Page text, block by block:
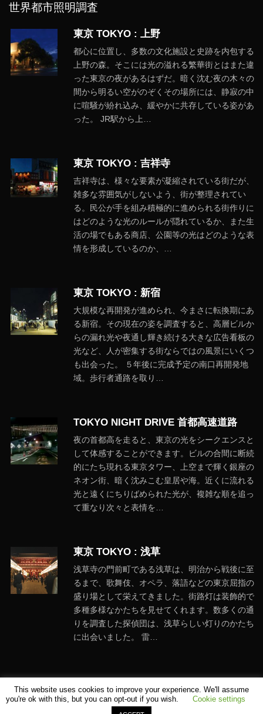
世界都市照明調査
東京 TOKYO : 上野
都心に位置し、多数の文化施設と史跡を内包する
上野の森。そこには光の溢れる繁華街とはまた違
った東京の夜があるはずだ。暗く沈む夜の木々の
間から明るい空がのぞくその場所には、静寂の中
に喧騒が紛れ込み、緩やかに共存している姿があ
った。 JR駅から上…
東京 TOKYO : 吉祥寺
吉祥寺は、様々な要素が凝縮されている街だが、
雑多な雰囲気がしないよう、街が整理されてい
る。民公が手を組み積極的に進められる街作りに
はどのような光のルールが隠れているか、また生
活の場でもある商店、公園等の光はどのような表
情を形成しているのか、…
東京 TOKYO : 新宿
大規模な再開発が進められ、今まさに転換期にあ
る新宿。その現在の姿を調査すると、高層ビルか
らの漏れ光や夜通し輝き続ける大きな広告看板の
光など、人が密集する街ならではの風景にいくつ
も出会った。 ５年後に完成予定の南口再開発地
域。歩行者通路を取り…
TOKYO NIGHT DRIVE 首都高速道路
夜の首都高を走ると、東京の光をシークエンスと
して体感することができます。ビルの合間に断続
的にたち現れる東京タワー、上空まで輝く銀座の
ネオン街、暗く沈みこむ皇居や海。近くに流れる
光と遠くにちりばめられた光が、複雑な順を追っ
て重なり次々と表情を…
東京 TOKYO : 浅草
浅草寺の門前町である浅草は、明治から戦後に至
るまで、歌舞伎、オペラ、落語などの東京屈指の
盛り場として栄えてきました。街路灯は装飾的で
多種多様なかたちを見せてくれます。数多くの通
りを調査した探偵団は、浅草らしい灯りのかたち
に出会いました。 雷…
This website uses cookies to improve your experience. We'll assume
you're ok with this, but you can opt-out if you wish.
Cookie settings